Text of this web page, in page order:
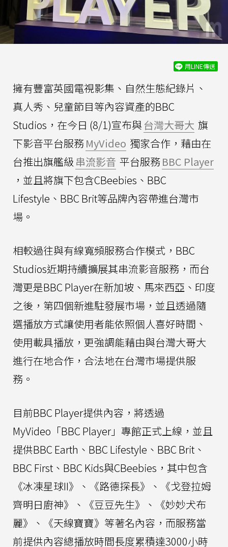
用LINE傳送
擁有豐富英國電視影集、自然生態紀錄片、
真人秀、兒童節目等內容資產的BBC
Studios，在今日 (8/1)宣布與 台灣大哥大 旗
下影音平台服務MyVideo 獨家合作，藉由在
台推出旗艦級 串流影音 平台服務BBC Player
，並且將旗下包含CBeebies、BBC
Lifestyle、BBC Brit等品牌內容帶進台灣市
場。
相較過往與有線寬頻服務合作模式，BBC
Studios近期持續擴展其串流影音服務，而台
灣更是BBC Player在新加坡、馬來西亞、印度
之後，第四個新進駐發展市場，並且透過隨
選播放方式讓使用者能依照個人喜好時間、
使用載具播放，更強調能藉由與台灣大哥大
進行在地合作，合法地在台灣市場提供服
務。
目前BBC Player提供內容，將透過
MyVideo「BBC Player」專館正式上線，並且
提供BBC Earth、BBC Lifestyle、BBC Brit、
BBC First、BBC Kids與CBeebies，其中包含
《冰凍星球II》、《路德探長》、《戈登拉姆
齊明日廚神》、《豆豆先生》、《妙妙犬布
麗》、《天線寶寶》等著名內容，而服務當
前提供內容總播放時間長度累積達3000小時